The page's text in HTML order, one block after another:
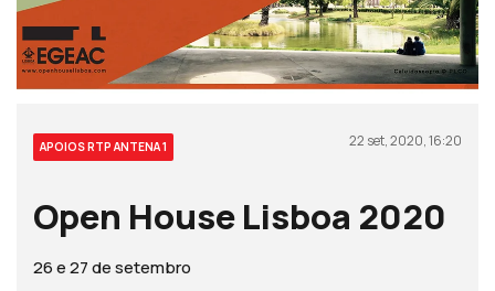
APOIOS RTP ANTENA 1 22 set, 2020, 16:20
Open House Lisboa 2020
26 e 27 de setembro